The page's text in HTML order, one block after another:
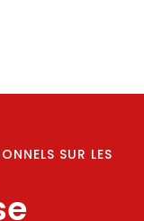
SUR LES